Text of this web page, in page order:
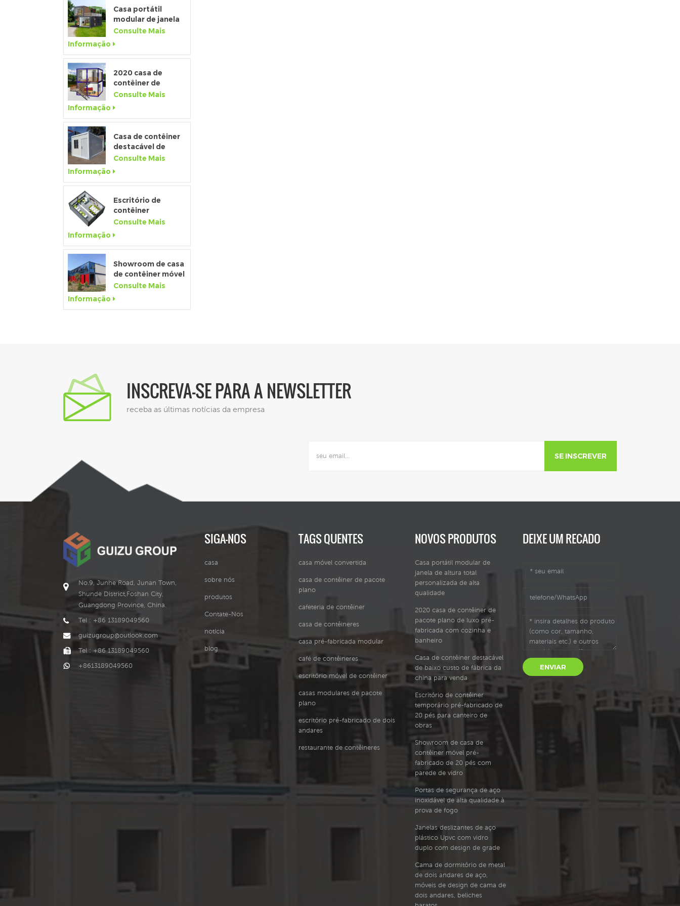
Casa portátil
modular de janela
de altura total
Consulte Mais
Informação
2020 casa de
contêiner de
pacote plano de
banheiro
Consulte Mais
Informação
Casa de contêiner
destacável de
baixo custo de
Consulte Mais
Informação
Escritório de
contêiner
temporário pré-
de obras
Consulte Mais
Informação
Showroom de casa
de contêiner móvel
pré-fabricado de
Consulte Mais
Informação
INSCREVA-SE PARA A NEWSLETTER
receba as últimas notícias da empresa
SE INSCREVER
No.9, Junhe Road, Junan Town,
Shunde District,Foshan City,
Guangdong Province, China.
Tel : +86 13189049560
guizugroup@outlook.com
Tel : +86 13189049560
+8613189049560
SIGA-NOS
casa
sobre nós
produtos
Contate-Nos
notícia
blog
TAGS QUENTES
casa móvel convertida
casa de contêiner de pacote
plano
cafeteria de contêiner
casa de contêineres
casa pré-fabricada modular
café de contêineres
escritório móvel de contêiner
casas modulares de pacote
plano
escritório pré-fabricado de dois
andares
restaurante de contêineres
NOVOS PRODUTOS
Casa portátil modular de
janela de altura total
personalizada de alta
qualidade
2020 casa de contêiner de
pacote plano de luxo pré-
fabricada com cozinha e
banheiro
Casa de contêiner destacável
de baixo custo de fábrica da
china para venda
Escritório de contêiner
temporário pré-fabricado de
20 pés para canteiro de
obras
Showroom de casa de
contêiner móvel pré-
fabricado de 20 pés com
parede de vidro
Portas de segurança de aço
inoxidável de alta qualidade à
prova de fogo
Janelas deslizantes de aço
plástico Upvc com vidro
duplo com design de grade
Cama de dormitório de metal
de dois andares de aço,
móveis de design de cama de
dois andares, beliches
DEIXE UM RECADO
ENVIAR